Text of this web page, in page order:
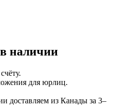
наличии
для юрлиц.
доставляем из Канады за 3–